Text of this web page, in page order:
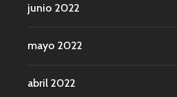
junio 2022
mayo 2022
abril 2022